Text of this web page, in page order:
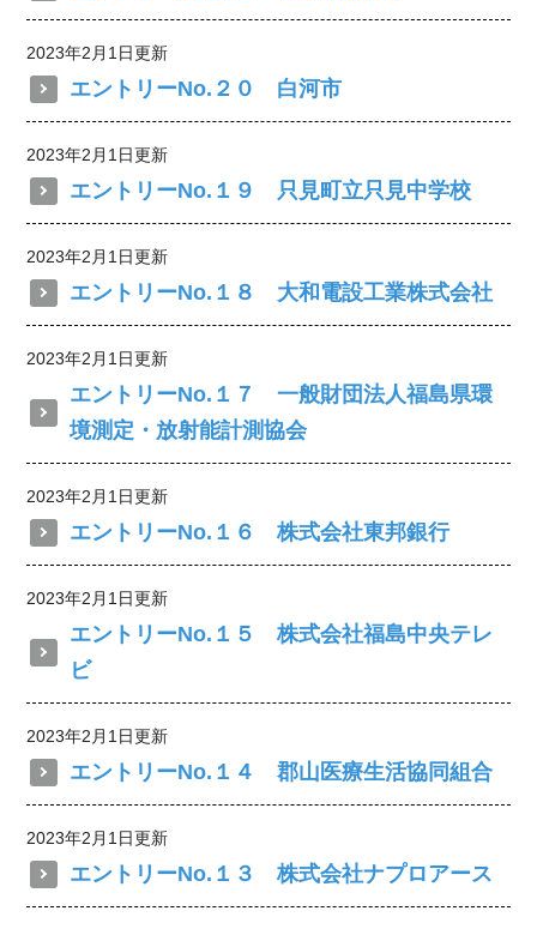
2023年2月1日更新
エントリーNo.２０ 白河市
2023年2月1日更新
エントリーNo.１９ 只見町立只見中学校
2023年2月1日更新
エントリーNo.１８ 大和電設工業株式会社
2023年2月1日更新
エントリーNo.１７ 一般財団法人福島県環
境測定・放射能計測協会
2023年2月1日更新
エントリーNo.１６ 株式会社東邦銀行
2023年2月1日更新
エントリーNo.１５ 株式会社福島中央テレ
ビ
2023年2月1日更新
エントリーNo.１４ 郡山医療生活協同組合
2023年2月1日更新
エントリーNo.１３ 株式会社ナプロアース